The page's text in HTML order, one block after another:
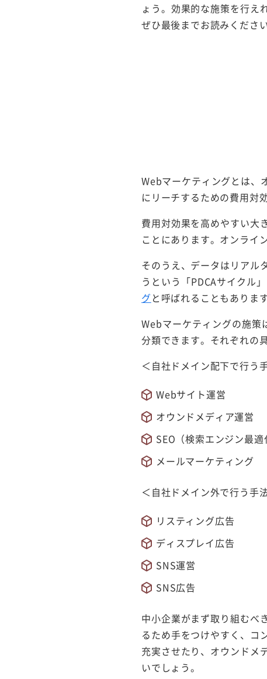
ょう。効果的な施策を行え
ぜひ最後までお読みください
Webマーケティングとは、
にリーチするための費用対
費用対効果を高めやすい大
ことにあります。オンライ
そのうえ、データはリアル
うという「PDCAサイクル
グと呼ばれることもあります
Webマーケティングの施策
分類できます。それぞれの
＜自社ドメイン配下で行う
Webサイト運営
オウンドメディア運営
SEO（検索エンジン最適
メールマーケティング
＜自社ドメイン外で行う手
リスティング広告
ディスプレイ広告
SNS運営
SNS広告
中小企業がまず取り組むべ
るため手をつけやすく、コ
充実させたり、オウンドメ
いでしょう。